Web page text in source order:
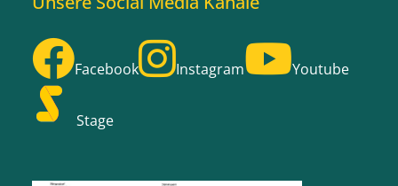
Facebook Instagram Youtube
Stage